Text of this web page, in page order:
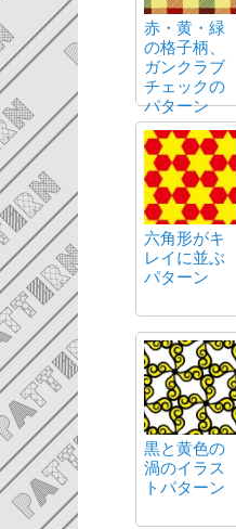
赤・黄・緑
の格子柄、
ガンクラブ
チェックの
パターン
六角形がキ
レイに並ぶ
パターン
黒と黄色の
渦のイラス
トパターン